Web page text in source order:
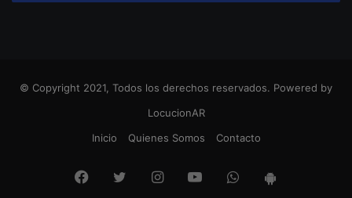
© Copyright 2021, Todos los derechos reservados. Powered by
LocucionAR
Inicio
Quienes Somos Contacto
Facebook
TwitterInstagramYoutubeWhatsapp